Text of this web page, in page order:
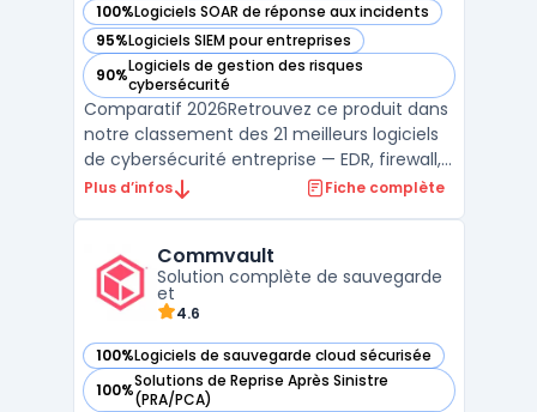
100%Logiciels SOAR de réponse aux incidents
— voir ManageEngine Log360 dans cette catégorie
95%Logiciels SIEM pour entreprises
— voir ManageEngine Log360 dans cette catégorie
90%Logiciels de gestion des risques
cybersécurité
— voir ManageEngine Log360 dans cette catégorie
Comparatif 2026Retrouvez ce produit dans
notre classement des 21 meilleurs logiciels
de cybersécurité entreprise — EDR, firewall,
SIEM, XDR. ...
Plus d’infos Fiche complète
Commvault
Solution complète de sauvegarde
et
4.6
100%Logiciels de sauvegarde cloud sécurisée
— voir Commvault dans cette catégorie
100%Solutions de Reprise Après Sinistre
(PRA/PCA)
— voir Commvault dans cette catégorie